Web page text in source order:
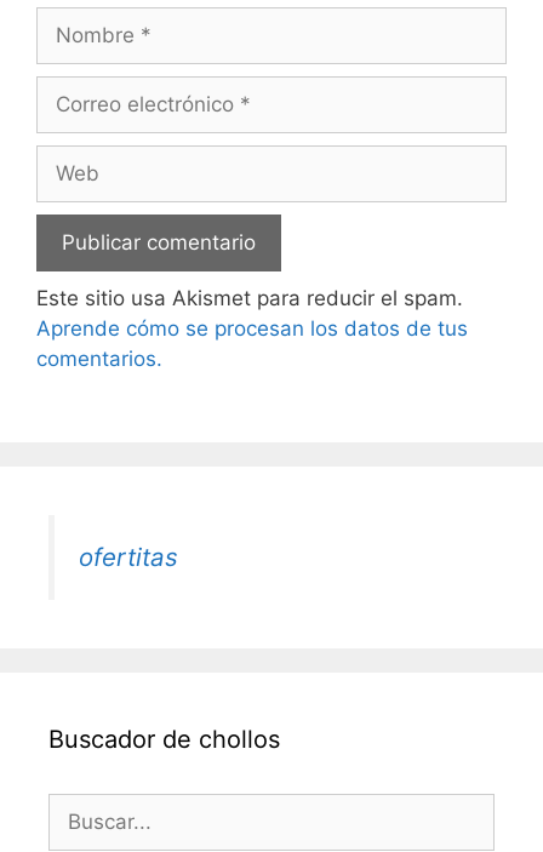
Nombre
Correo
Web
Este sitio usa Akismet para reducir el spam.
Aprende cómo se procesan los datos de tus
comentarios.
ofertitas
Buscador de chollos